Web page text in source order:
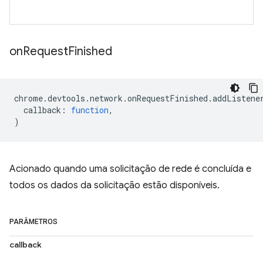
onRequestFinished
chrome.devtools .network .onRequestFinished .
callback : function,
)
Acionado quando uma solicitação de rede é concluída e
todos os dados da solicitação estão disponíveis.
PARÂMETROS
callback